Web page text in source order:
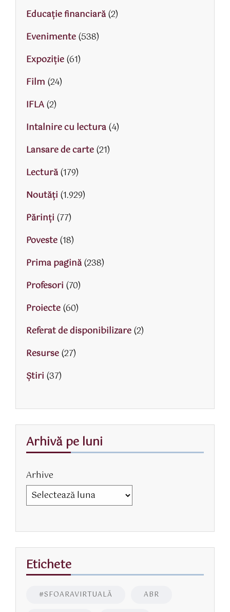
Educaţie financiară(2)
Evenimente(538)
Expoziție(61)
Film (24)
IFLA(2)
Intalnire cu lectura(4)
Lansare de carte(21)
Lectură(179)
Noutăți (1.929)
Părinţi (77)
Poveste(18)
Prima pagină(238)
Profesori (70)
Proiecte(60)
Referat de disponibilizare(2)
Resurse(27)
Știri (37)
Arhivă pe luni
Arhive
Etichete
#SFOARAVIRTUALĂ ABR